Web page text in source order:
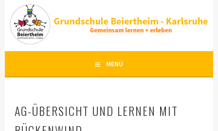
Springe
zum
Inhalt
MENÜ
AG-ÜBERSICHT UND LERNEN MIT